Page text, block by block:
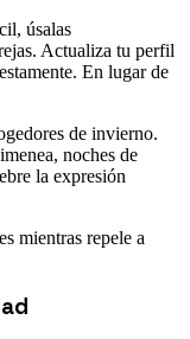
úsalas
Actualiza tu perfil
En lugar de
de invierno.
noches de
la expresión
mientras repele a